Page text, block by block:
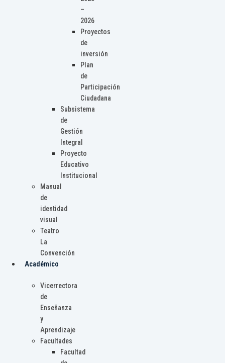
–
2026
Proyectos
de
inversión
Plan
de
Participación
Ciudadana
Subsistema
de
Gestión
Integral
Proyecto
Educativo
Institucional
Manual
de
identidad
visual
Teatro
La
Convención
Académico
Vicerrectora
de
Enseñanza
y
Aprendizaje
Facultades
Facultad